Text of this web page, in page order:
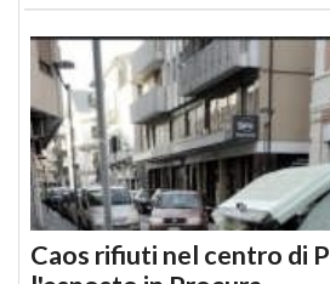
Caos rifiuti nel centro di